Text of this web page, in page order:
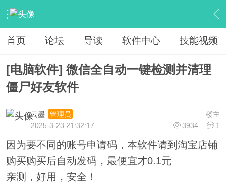
› 资源频道 › 软件下载 › 内容
首页 论坛 导读 软件中心 技能视频
[电脑软件] 微信全自动一键检测并清理
僵尸好友软件
楼主
云墨
管理员
3934
1
2025-3-23 21:32:17
因为要不同的账号申请码，本软件请到淘宝店铺
购买购买后自动发码，最便宜才0.1元
亲测，好用，安全！